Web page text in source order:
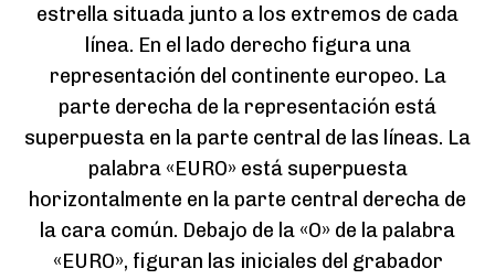
estrella situada junto a los extremos de cada
línea. En el lado derecho figura una
representación del continente europeo. La
parte derecha de la representación está
superpuesta en la parte central de las líneas. La
palabra «EURO» está superpuesta
horizontalmente en la parte central derecha de
la cara común. Debajo de la «O» de la palabra
«EURO», figuran las iniciales del grabador